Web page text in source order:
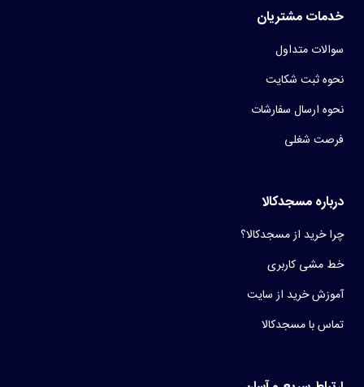
خدمات مشتریان
سوالات متداول
نحوه ثبت شکایت
نحوه ارسال سفارشات
فرصت شغلی
درباره مسجدکالا
چرا خرید از مسجدکالا؟
خط مشی کاربری
آموزش خرید از سایت
تماس با مسجدکالا